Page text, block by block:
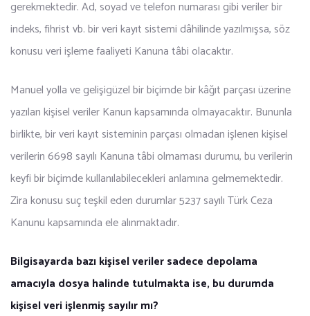
gerekmektedir. Ad, soyad ve telefon numarası gibi veriler bir
indeks, fihrist vb. bir veri kayıt sistemi dâhilinde yazılmışsa, söz
konusu veri işleme faaliyeti Kanuna tâbi olacaktır.
Manuel yolla ve gelişigüzel bir biçimde bir kâğıt parçası üzerine
yazılan kişisel veriler Kanun kapsamında olmayacaktır. Bununla
birlikte, bir veri kayıt sisteminin parçası olmadan işlenen kişisel
verilerin 6698 sayılı Kanuna tâbi olmaması durumu, bu verilerin
keyfi bir biçimde kullanılabilecekleri anlamına gelmemektedir.
Zira konusu suç teşkil eden durumlar 5237 sayılı Türk Ceza
Kanunu kapsamında ele alınmaktadır.
Bilgisayarda bazı kişisel veriler sadece depolama
amacıyla dosya halinde tutulmakta ise, bu durumda
kişisel veri işlenmiş sayılır mı?